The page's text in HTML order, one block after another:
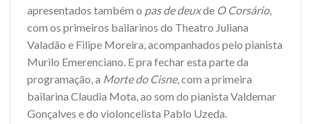
apresentados também o pas de deuxde O Corsário,
com os primeiros bailarinos do Theatro Juliana
Valadão e Filipe Moreira, acompanhados pelo pianista
Murilo Emerenciano. E pra fechar esta parte da
programação, a Morte do Cisne, com a primeira
bailarina Claudia Mota, ao som do pianista Valdemar
Gonçalves e do violoncelista Pablo Uzeda.